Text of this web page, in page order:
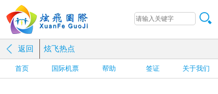
返回 炫飞热点
首页 国际机票 帮助 签证 关于我们